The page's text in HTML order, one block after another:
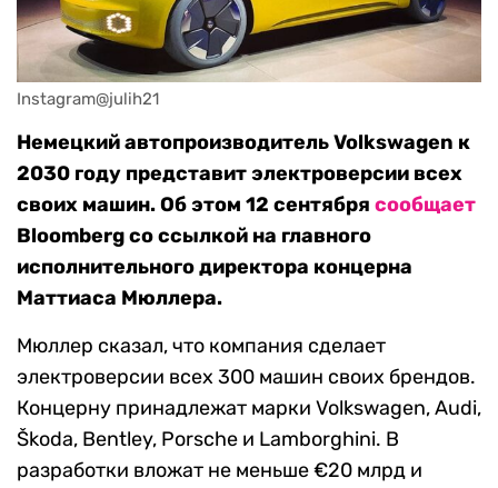
Instagram@julih21
Немецкий автопроизводитель Volkswagen к
2030 году представит электроверсии всех
своих машин. Об этом 12 сентября сообщает
Bloomberg со ссылкой на главного
исполнительного директора концерна
Маттиаса Мюллера.
Мюллер сказал, что компания сделает
электроверсии всех 300 машин своих брендов.
Концерну принадлежат марки Volkswagen, Audi,
Škoda, Bentley, Porsche и Lamborghini. В
разработки вложат не меньше €20 млрд и